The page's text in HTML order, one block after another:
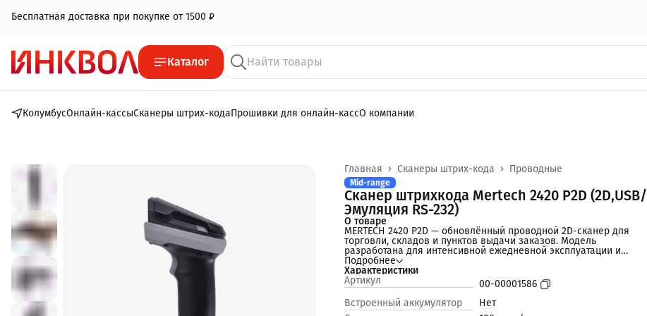
Бесплатная доставка при покупке от 1500 ₽
Регистрация онлайн-кассы в ФНС при покупке комплекта ККТ + ФН - Бесплатно
Каталог
КолумбусОнлайн-кассыСканеры штрих-кодаПрошивки для онлайн-кассО компании
Проводные
Сканеры штрих-кода ›
Главная ›
Mid-range
Сканер штрихкода Mertech 2420 P2D (2D,USB/
Эмуляция RS-232)
О товаре
MERTECH 2420 P2D — обновлённый проводной 2D-сканер для
торговли, складов и пунктов выдачи заказов. Модель
разработана для интенсивной ежедневной эксплуатации и
получила улучшенную аппаратную платформу, доработанную
индикацию и усиленную защиту корпуса.
Сканер рассчитан на стабильную работу с маркировкой, высокой
нагрузкой и «сложными» штрих-кодами, где важны скорость
распознавания, минимальное количество повторных
сканирований и предсказуемое поведение устройства.
Подробнее
Характеристики
Артикул
00-00001586
Встроенный аккумулятор
Нет